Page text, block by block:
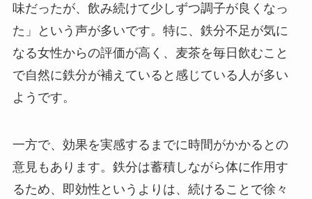
味だったが、飲み続けて少しずつ調子が良くなっ
た」という声が多いです。特に、鉄分不足が気に
なる女性からの評価が高く、麦茶を毎日飲むこと
で自然に鉄分が補えていると感じている人が多い
ようです。
一方で、効果を実感するまでに時間がかかるとの
意見もあります。鉄分は蓄積しながら体に作用す
るため、即効性というよりは、続けることで徐々